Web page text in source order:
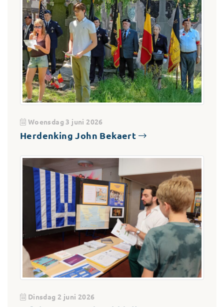
Woensdag 3 juni 2026
Herdenking John Bekaert
Dinsdag 2 juni 2026